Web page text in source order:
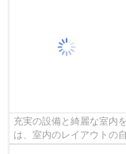
充実の設備と綺麗な室内
は、室内のレイアウトの